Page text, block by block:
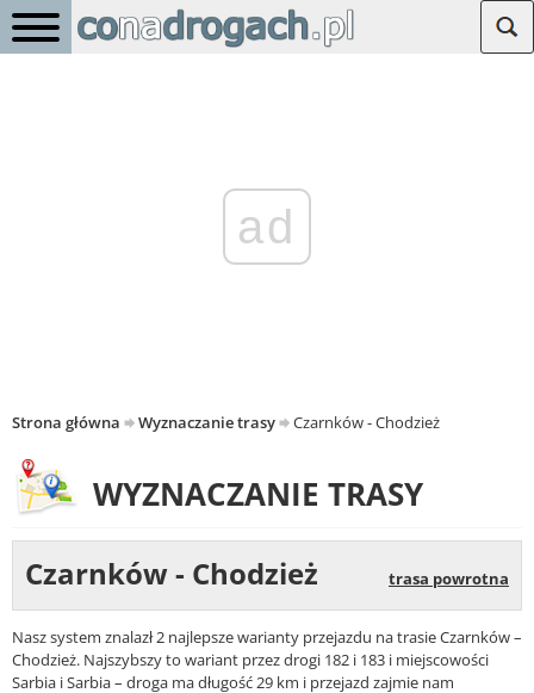
ad
Strona główna Wyznaczanie trasy Czarnków - Chodzież
WYZNACZANIE TRASY
Czarnków - Chodzież trasa powrotna
Nasz system znalazł 2 najlepsze warianty przejazdu na trasie Czarnków –
Chodzież. Najszybszy to wariant przez drogi 182 i 183 i miejscowości
Sarbia i Sarbia – droga ma długość 29 km i przejazd zajmie nam